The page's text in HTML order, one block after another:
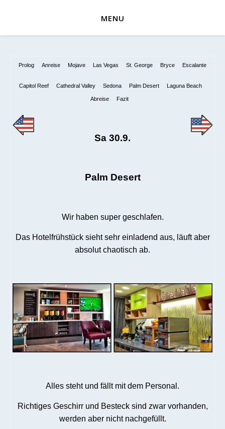
MENU
Prolog Anreise Mojave Las Vegas St. George Bryce Escalante
Capitol Reef Cathedral Valley Sedona Palm Desert Laguna Beach
Abreise Fazit
Sa 30.9.
Palm Desert
Wir haben super geschlafen.
Das Hotelfrühstück sieht sehr einladend aus, läuft aber
absolut chaotisch ab.
Alles steht und fällt mit dem Personal.
Richtiges Geschirr und Besteck sind zwar vorhanden,
werden aber nicht nachgefüllt.